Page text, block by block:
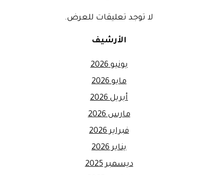
لا توجد تعليقات للعرض.
الأرشيف
يونيو 2026
مايو 2026
أبريل 2026
مارس 2026
فبراير 2026
يناير 2026
ديسمبر 2025